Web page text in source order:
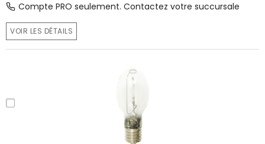
Compte PRO seulement. Contactez votre succursale
VOIR LES DÉTAILS